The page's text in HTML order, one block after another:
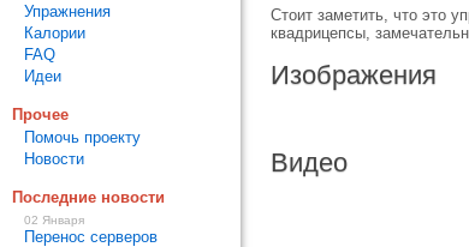
Стоит заметить, что это
квадрицепсы,
Изображения
Видео
Упражнения
Калории
FAQ
Идеи
Прочее
Помочь проекту
Новости
Последние новости
02 Января
Перенос серверов